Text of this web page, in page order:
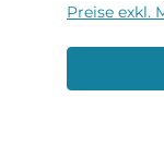
Preise exkl.